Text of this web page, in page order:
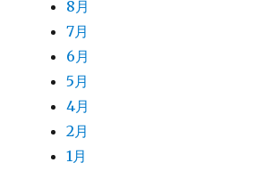
8月
7月
6月
5月
4月
2月
1月